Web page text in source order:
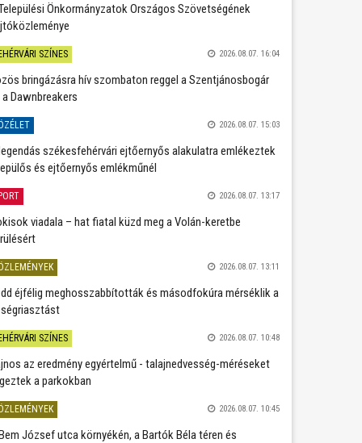
Önkormányzatok Országos Szövetségének
SZÍNES 2026.08.07. 16:04
bringázásra hív szombaton reggel a Szentjánosbogár
Dawnbreakers
2026.08.07. 15:03
székesfehérvári ejtőernyős alakulatra emlékeztek
és ejtőernyős emlékműnél
2026.08.07. 13:17
viadala – hat fiatal küzd meg a Volán-keretbe
2026.08.07. 13:11
éjfélig meghosszabbították és másodfokúra mérséklik a
SZÍNES 2026.08.07. 10:48
az eredmény egyértelmű - talajnedvesség-méréseket
a parkokban
2026.08.07. 10:45
József utca környékén, a Bartók Béla téren és